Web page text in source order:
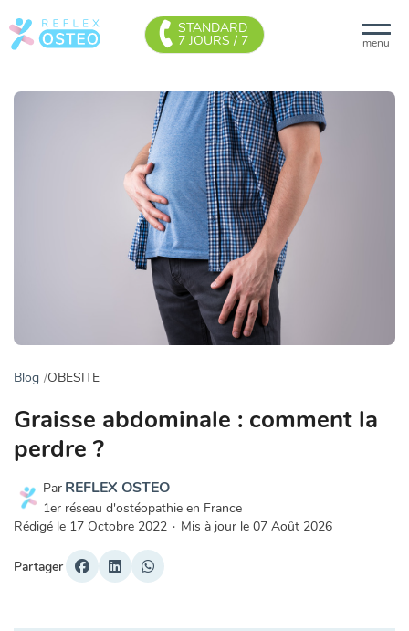
menu
STANDARD
7 JOURS / 7
Blog OBESITE
Graisse abdominale : comment la
perdre ?
Par REFLEX OSTEO
1er réseau d'ostéopathie en France
Rédigé le 17 Octobre 2022 · Mis à jour le 07 Août 2026
Partager